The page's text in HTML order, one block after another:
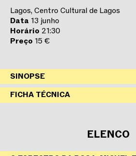
SINOPSE
Only Duosé um programa da
Bailado, exclusivo para a circulação
duetos reúne criações de diferentes
exploram múltiplas linguagens
clássico ao contemporâneo –
FICHA TÉCNICA
Lagos, Centro Cultural de Lagos
Data 13 junho
Horário 21:30
Preço 15 €
ELENCO